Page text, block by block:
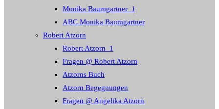
Monika Baumgartner_1
ABC Monika Baumgartner
Robert Atzorn
Robert Atzorn_1
Fragen @ Robert Atzorn
Atzorns Buch
Atzorn Begegnungen
Fragen @ Angelika Atzorn